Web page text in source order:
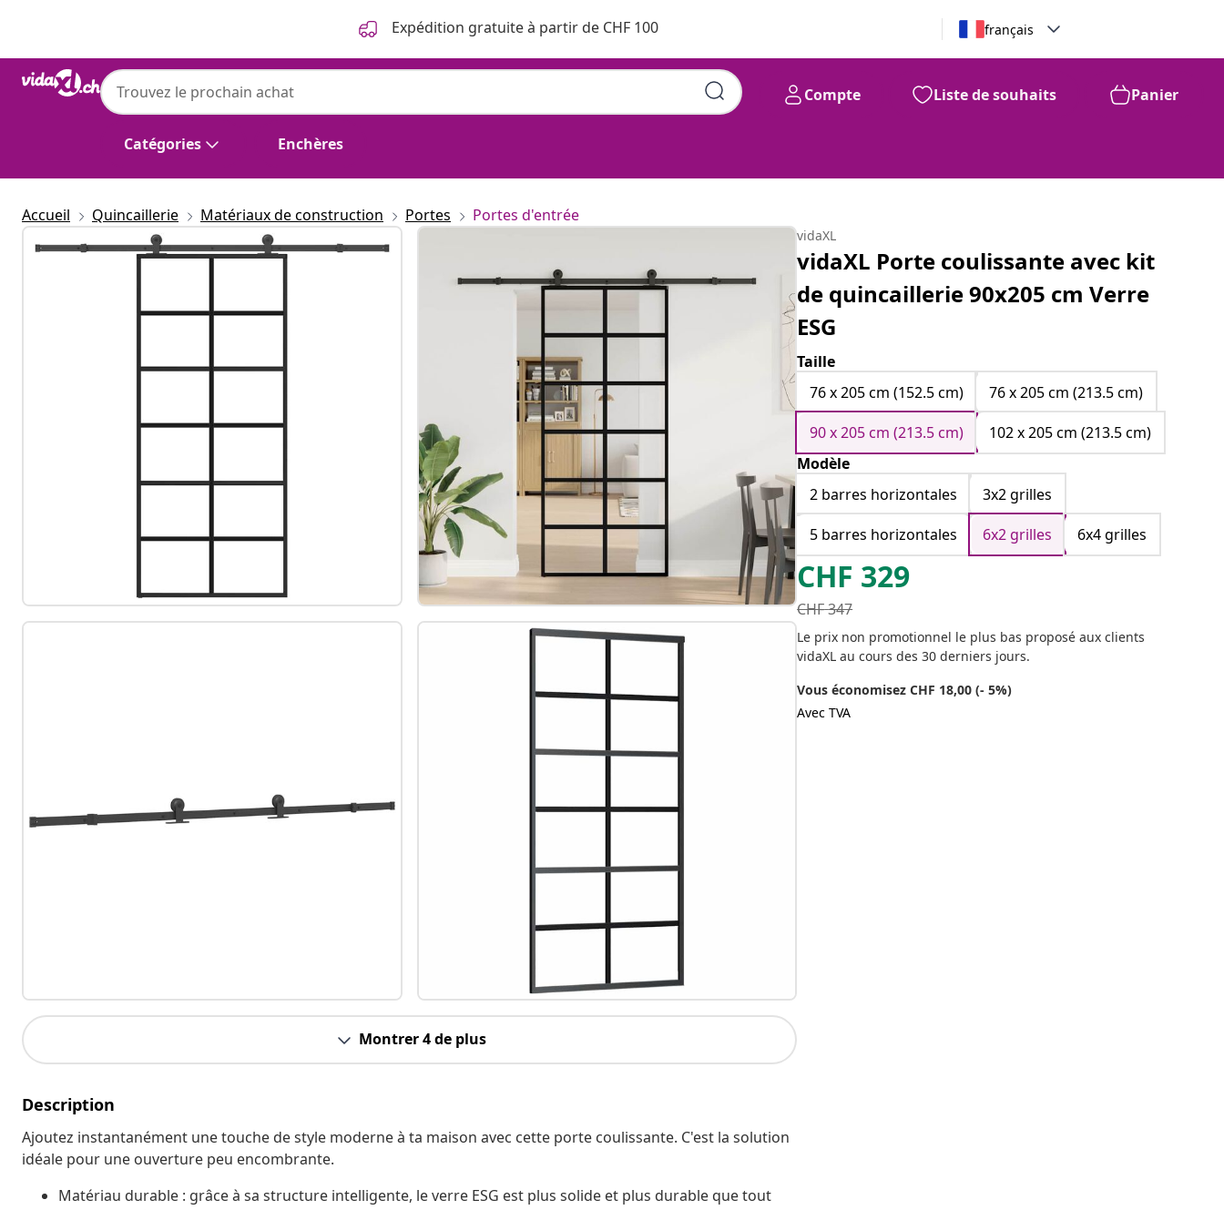
Expédition gratuite à partir de CHF 100 français
Catégories Enchères
Compte Liste de souhaits Panier
Accueil Quincaillerie Matériaux de construction Portes Portes d'entrée
Montrer 4 de plus
Description
Ajoutez instantanément une touche de style moderne à ta maison avec cette porte coulissante. C'est la solution
idéale pour une ouverture peu encombrante.
Matériau durable : grâce à sa structure intelligente, le verre ESG est plus solide et plus durable que tout
vidaXL
vidaXL Porte coulissante avec kit
de quincaillerie 90x205 cm Verre
ESG
Taille
76 x 205 cm (152.5 cm)
76 x 205 cm (213.5 cm)
90 x 205 cm (213.5 cm)
102 x 205 cm (213.5 cm)
Modèle
2 barres horizontales
3x2 grilles
5 barres horizontales
6x2 grilles 6x4 grilles
CHF 329
CHF347
Le prix non promotionnel le plus bas proposé aux clients
vidaXL au cours des 30 derniers jours.
Vous économisez CHF 18,00 (- 5%)
Avec TVA